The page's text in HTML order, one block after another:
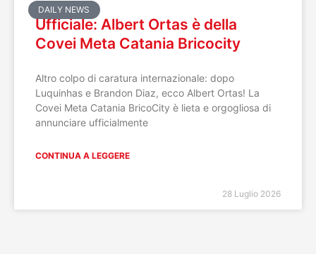
DAILY NEWS
Ufficiale: Albert Ortas è della
Covei Meta Catania Bricocity
Altro colpo di caratura internazionale: dopo
Luquinhas e Brandon Diaz, ecco Albert Ortas! La
Covei Meta Catania BricoCity è lieta e orgogliosa di
annunciare ufficialmente
CONTINUA A LEGGERE
28 Luglio 2026